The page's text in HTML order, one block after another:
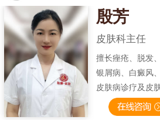
殷芳
皮肤科主任
擅长痤疮、脱发
银屑病、白癜风
皮肤病诊疗及皮